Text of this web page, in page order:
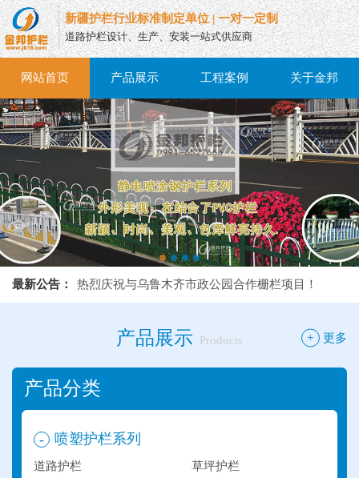
新疆护栏行业标准制定单位 | 一对一定制
道路护栏设计、生产、安装一站式供应商
网站首页 产品展示 工程案例 关于金邦
最新公告：
热烈庆祝与乌鲁木齐市政公园合作栅栏项目！
热烈庆祝与乌鲁木齐市政公园合作栅栏项目！
+
更多
产品展示 Products
产品分类
- 喷塑护栏系列
道路护栏
草坪护栏